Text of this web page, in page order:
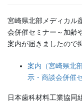
宮崎県北部メディカル
会併催セミナー～加齢
案内が届きましたので
案内（宮崎県北
示・商談会併催
日本歯科材料工業協同